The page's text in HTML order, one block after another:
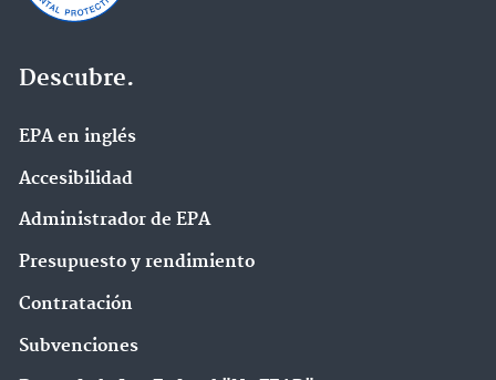
Descubre.
EPA en ingl‌és
Accesibilidad
Administrador de EPA
Presupuesto y rendimiento
Contratación
Subvenciones